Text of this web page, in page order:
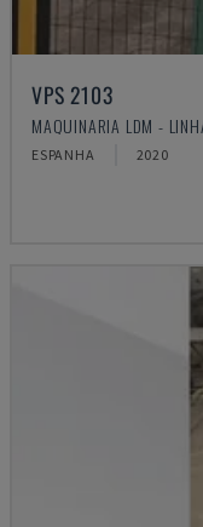
VPS 2103
MAQUINARIA LDM -
ESPANHA 2020